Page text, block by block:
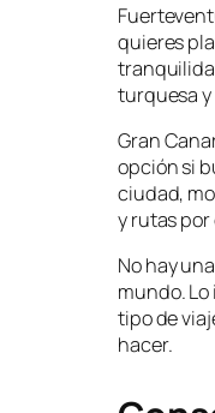
quieres
turquesa y
Gran
opción si
ciudad,
y rutas
No hay
mundo.
tipo de
hacer.